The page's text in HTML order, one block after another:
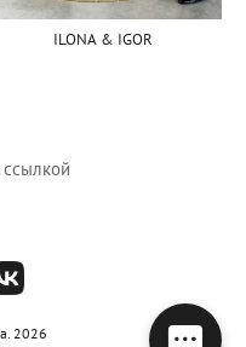
ILONA & IGOR
2026